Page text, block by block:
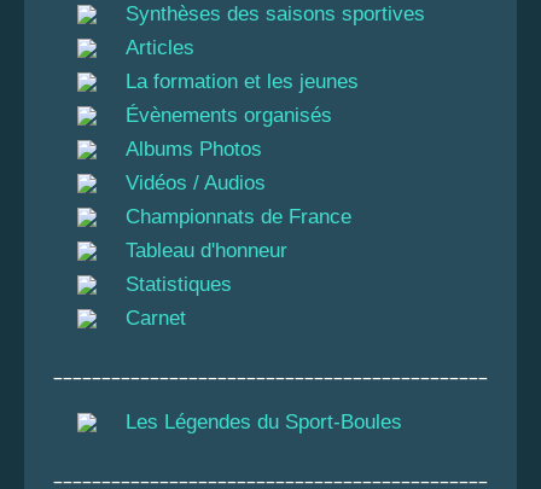
Synthèses des saisons sportives
Articles
La formation et les jeunes
Évènements organisés
Albums Photos
Vidéos / Audios
Championnats de France
Tableau d'honneur
Statistiques
Carnet
Les Légendes du Sport-Boules